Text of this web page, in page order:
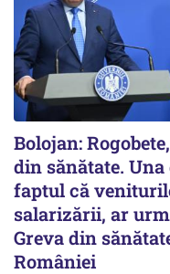
Bolojan:
din sănătate.
faptul că
salarizării, ar
Greva din
României